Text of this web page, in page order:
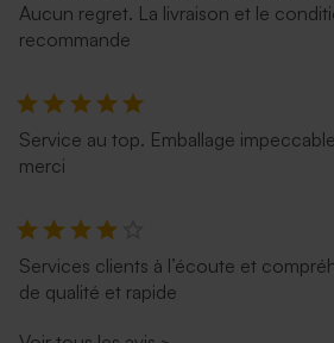
Aucun regret. La livraison et le
recommande
Service au top. Emballage
merci
Services clients à l’écoute et
de qualité et rapide